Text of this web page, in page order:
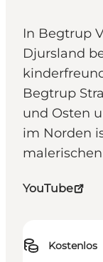
In Begtrup
Djursland
Begtrup
und Osten
im Norden
YouTube
Kostenlos